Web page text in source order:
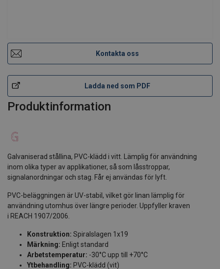
Kontakta oss
Ladda ned som PDF
Produktinformation
Galvaniserad stållina, PVC-klädd i vitt. Lämplig för användning
inom olika typer av applikationer, så som låsstroppar,
signalanordningar och stag. Får ej användas för lyft.
PVC-beläggningen är UV-stabil, vilket gör linan lämplig för
användning utomhus över längre perioder. Uppfyller kraven
i REACH 1907/2006.
Konstruktion: Spiralslagen 1x19
Märkning: Enligt standard
Arbetstemperatur: -30°C upp till +70°C
Ytbehandling: PVC-klädd (vit)